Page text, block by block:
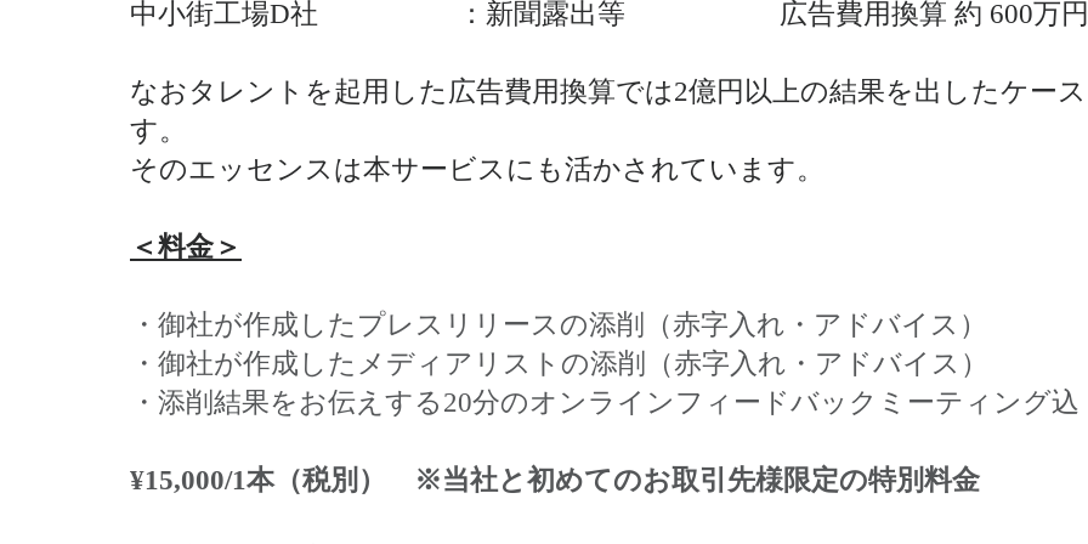
中小街工場D社 ：新聞露出等 広告費用換算 約 600万
なおタレントを起用した広告費用換算では2億円以上の結果を出したケー
す。
そのエッセンスは本サービスにも活かされています。
＜料金＞
・御社が作成したプレスリリースの添削（赤字入れ・アドバイス）
・御社が作成したメディアリストの添削（赤字入れ・アドバイス）
・添削結果をお伝えする20分のオンラインフィードバックミーティング込
¥15,000/1本（税別） ※当社と初めてのお取引先様限定の特別料金